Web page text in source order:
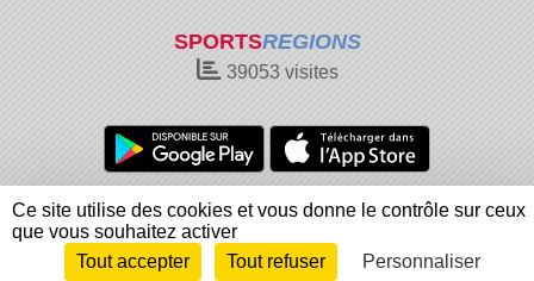
SPORTSREGIONS
39053visites
Charte cookies
Gestion des cookies
Informations légales
Signaler un contenu inapproprié
Envie de participer ?
Connexion
Ce site utilise des cookies et vous donne le contrôle sur ceux
que vous souhaitez activer
Tout accepter
Tout refuser Personnaliser